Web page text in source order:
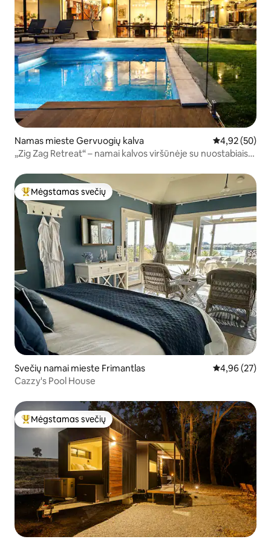
Namas mieste Gervuogių kalva Vidutinis
4,92 (50)
„Zig Zag Retreat“ – namai kalvos viršūnėje su nuostabiais
Svečių mėgstamiausias
Mėgstamas svečių
Svečių namai mieste Frimantlas Vidutinis
4,96 (27)
Cazzy's Pool House
Svečių mėgstamiausias
Mėgstamas svečių